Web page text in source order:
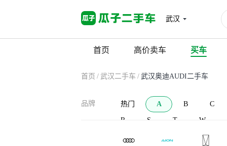
武汉
首页 高价卖车 买车
首页 / 武汉二手车 / 武汉奥迪AUDI二手车
品牌 热门 A B C
R S T W